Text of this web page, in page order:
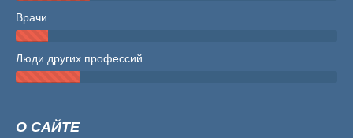
Врачи
Люди других профессий
О САЙТЕ